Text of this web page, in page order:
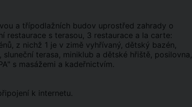
a třípodlažních budov uprostřed zahrady o
restaurace s terasou, 3 restaurace a la carte:
z nichž 1 je v zimě vyhřívaný, dětský bazén,
terasa, miniklub a dětské hřiště, posilovna,
s masážemi a kadeřnictvím.
k internetu.